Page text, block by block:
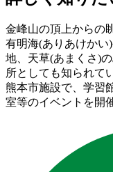
金峰山の頂上からの
有明海(ありあけかい
地、天草(あまくさ)
所としても知られて
熊本市施設で、学習
室等のイベントを開